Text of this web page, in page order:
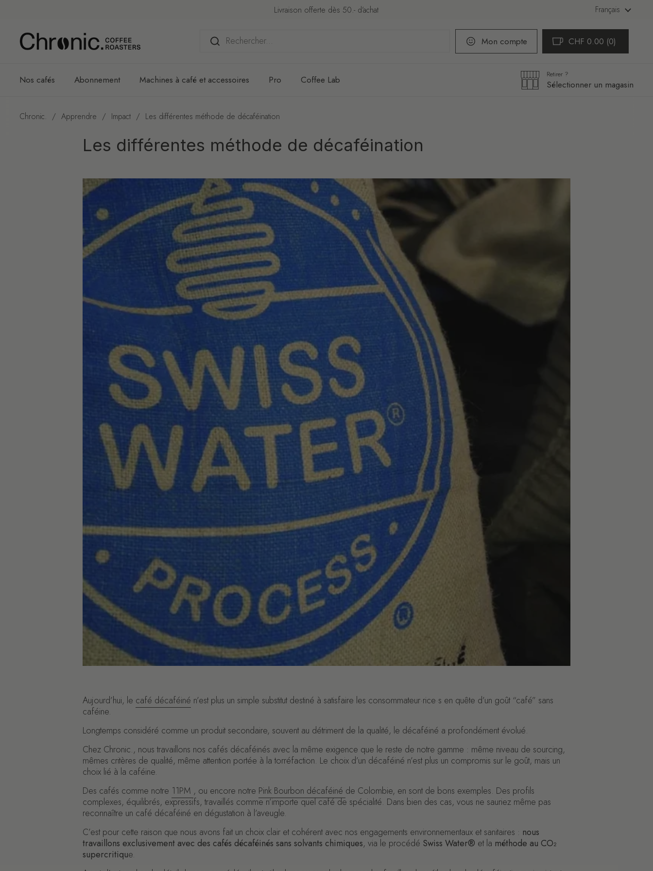
Livraison offerte dès 50.- d’achat Langue
Français
Mon compte Ouvrir le panier
Mon panier Total:
CHF 0.00 0
produit dans votre
Nos cafés Abonnement Machines à café et accessoires Pro Coffee Lab Retirer ?
Sélectionner un magasin
Chronic. / Apprendre / Impact / Les différentes méthode de décaféination
Les différentes méthode de décaféination
Aujourd’hui, le café décaféiné n’est plus un simple substitut destiné à satisfaire les consommateur·rice·s en quête d’un goût “café” sans
caféine.
Longtemps considéré comme un produit secondaire, souvent au détriment de la qualité, le décaféiné a profondément évolué.
Chez Chronic., nous travaillons nos cafés décaféinés avec la même exigence que le reste de notre gamme : même niveau de sourcing,
mêmes critères de qualité, même attention portée à la torréfaction. Le choix d’un décaféiné n’est plus un compromis sur le goût, mais un
choix lié à la caféine.
Des cafés comme notre 11PM , ou encore notre Pink Bourbon décaféiné de Colombie, en sont de bons exemples. Des profils
complexes, équilibrés, expressifs, travaillés comme n’importe quel café de spécialité. Dans bien des cas, vous ne sauriez même pas
reconnaître un café décaféiné en dégustation à l’aveugle.
C’est pour cette raison que nous avons fait un choix clair et cohérent avec nos engagements environnementaux et sanitaires : nous
travaillons exclusivement avec des cafés décaféinés sans solvants chimiques, via le procédé Swiss Water® et la méthode au CO₂
supercritique.